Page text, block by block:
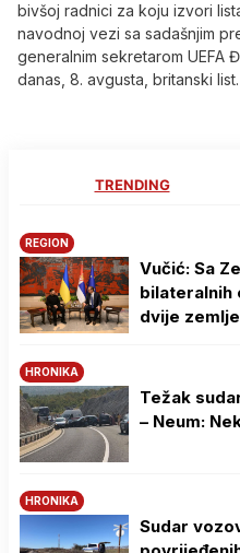
bivšoj radnici za koju izvori
navodnoj vezi sa sadašnjim
generalnim sekretarom UEFA
danas, 8. avgusta, britanski list.
TRENDING
REGION
Vučić: Sa
bilateralnih
dvije zemlje
HRONIKA
Težak
– Neum:
HRONIKA
Sudar